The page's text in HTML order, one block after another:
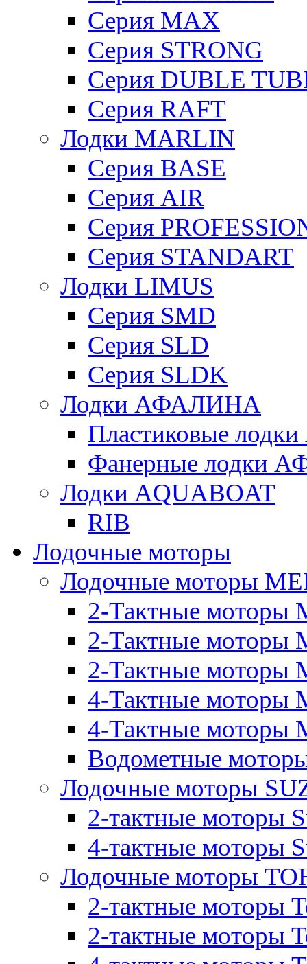
Cерия MAX
Cерия STRONG
Серия DUBLE
Серия RAFT
Лодки MARLIN
Серия BASE
Серия AIR
Серия
Серия STANDART
Лодки LIMUS
Серия SMD
Серия SLD
Серия SLDK
Лодки АФАЛИНА
Пластиковые
Фанерные лодки
Лодки AQUABOAT
RIB
Лодочные моторы
Лодочные моторы
2-Тактные моторы
2-Тактные моторы
2-Тактные моторы
4-Тактные моторы
4-Тактные моторы
Водометные
Лодочные моторы
2-тактные моторы
4-тактные моторы
Лодочные моторы
2-тактные моторы
2-тактные моторы